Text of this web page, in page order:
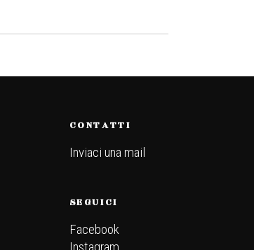
CONTATTI
Inviaci una mail
SEGUICI
Facebook